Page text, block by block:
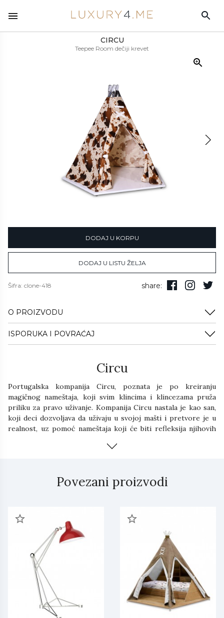
CIRCU
Teepee Room dečiji krevet
DODAJ U KORPU
DODAJ U LISTU ŽELJA
Šifra: clone-418 share:
O PROIZVODU
Teepee je dečiji krevet inspirisan tradicionalnim indijanskim šatorima.
zbog osećaja avanture koju inspiriše.
Izrađen od čvrstog hrastovog furnira, kako na bazi, tako i u krevetu.
Napravljen je od strukture sa 5 stubova koji su prekriveni
Ugodan je, udoban i razigran, sa interaktivnim dizajnerskim
ISPORUKA I POVRAĆAJ
Aluminijum, akril, mesing, sintetička koža sa teksturom kore breskve
DIMENZIJE
Visina: 140 cm
Circu
Portugalska kompanija Circu, poznata je po kreiranju
magičnog nameštaja, koji svim klincima i klincezama pruža
priliku za pravo uživanje. Kompanija Circu nastala je kao san,
koji deci dozvoljava da uživaju u svojoj mašti i pretvore je u
realnost, uz pomoć nameštaja koji će biti refleksija njihovih
kreiraju u Portugaliji, upotrebom najfinijih materijala, u
izvrsnog dizajna.Povezani proizvodi